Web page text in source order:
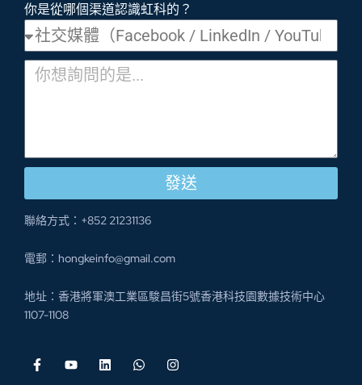
你是從哪個渠道認識虹科的？
發送
聯絡方式：+852 21231136
電郵：hongkeinfo@gmail.com
地址：香港將軍澳工業區駿昌街5號香港科技園數據技術中心
1107-1108